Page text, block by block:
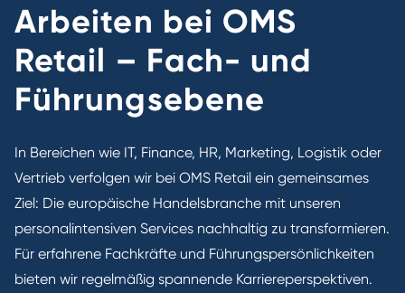
Arbeiten bei OMS
Retail – Fach- und
Führungsebene
In Bereichen wie IT, Finance, HR, Marketing, Logistik oder
Vertrieb verfolgen wir bei OMS Retail ein gemeinsames
Ziel: Die europäische Handelsbranche mit unseren
personalintensiven Services nachhaltig zu transformieren.
Für erfahrene Fachkräfte und Führungspersönlichkeiten
bieten wir regelmäßig spannende Karriereperspektiven.